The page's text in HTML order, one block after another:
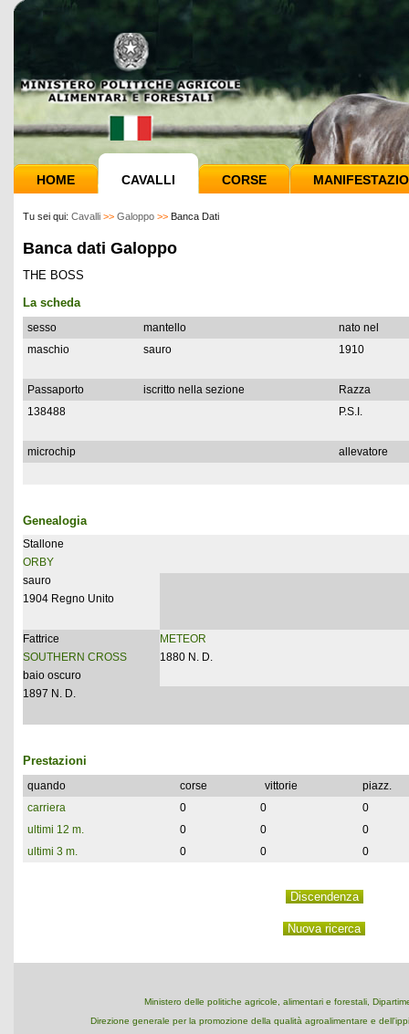
HOME CAVALLI CORSE
Tu sei qui: Cavalli >> Galoppo >> Banca Dati
Banca dati Galoppo
THE BOSS
La scheda
sesso mantello
nato nel
maschio
sauro 1910
Passaporto iscritto nella sezione
Razza
138488
P.S.I.
microchip allevatore
Genealogia
Stallone
ORBY
sauro
1904 Regno Unito
Fattrice
SOUTHERN CROSS
baio oscuro
1897 N. D.
METEOR
1880 N. D.
Prestazioni
quando corse vittorie
piazz.
carriera
0 0
0
ultimi 12 m.
0 0
0
ultimi 3 m.
0 0 0
Ministero delle politiche agricole, alimentari e forestali,
Direzione generale per la promozione della qualità agroalimentare e